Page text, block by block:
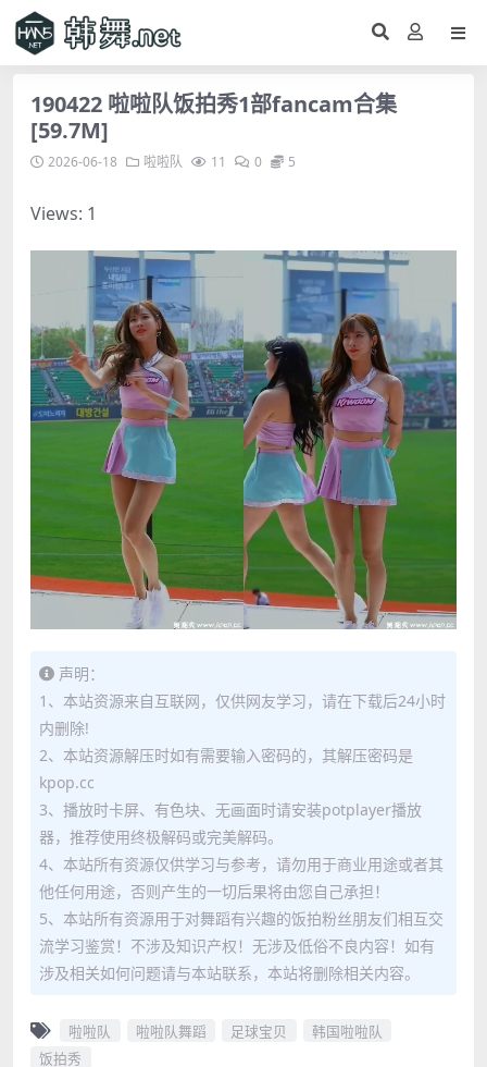
190422 啦啦队饭拍秀1部fancam合集
[59.7M]
2026-06-18 啦啦队 11 0 5
Views: 1
声明：
1、本站资源来自互联网，仅供网友学习，请在下载后24小时
内删除!
2、本站资源解压时如有需要输入密码的，其解压密码是
kpop.cc
3、播放时卡屏、有色块、无画面时请安装potplayer播放
器，推荐使用终极解码或完美解码。
4、本站所有资源仅供学习与参考，请勿用于商业用途或者其
他任何用途，否则产生的一切后果将由您自己承担！
5、本站所有资源用于对舞蹈有兴趣的饭拍粉丝朋友们相互交
流学习鉴赏！不涉及知识产权！无涉及低俗不良内容！如有
涉及相关如何问题请与本站联系，本站将删除相关内容。
啦啦队 啦啦队舞蹈 足球宝贝
韩国啦啦队
饭拍秀